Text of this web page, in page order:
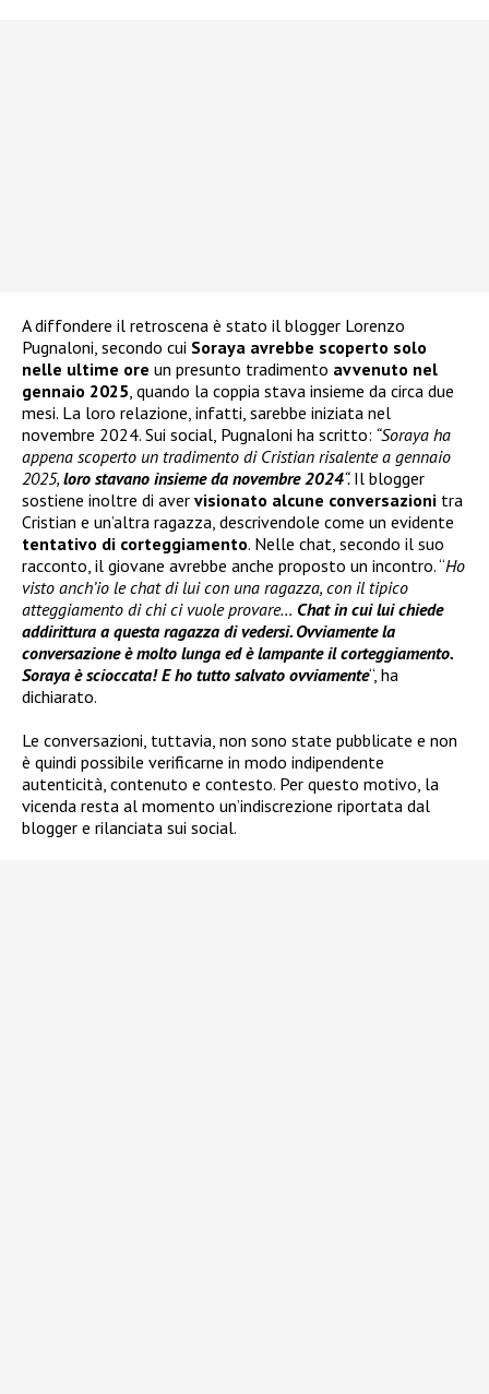
A diffondere il retroscena è stato il blogger Lorenzo
Pugnaloni, secondo cui Soraya avrebbe scoperto solo
nelle ultime ore un presunto tradimento avvenuto nel
gennaio 2025, quando la coppia stava insieme da circa due
mesi. La loro relazione, infatti, sarebbe iniziata nel
novembre 2024. Sui social, Pugnaloni ha scritto: “Soraya ha
appena scoperto un tradimento di Cristian risalente a gennaio
2025, loro stavano insieme da novembre 2024“. Il blogger
sostiene inoltre di aver visionato alcune conversazioni tra
Cristian e un’altra ragazza, descrivendole come un evidente
tentativo di corteggiamento. Nelle chat, secondo il suo
racconto, il giovane avrebbe anche proposto un incontro. “Ho
visto anch’io le chat di lui con una ragazza, con il tipico
atteggiamento di chi ci vuole provare… Chat in cui lui chiede
addirittura a questa ragazza di vedersi. Ovviamente la
conversazione è molto lunga ed è lampante il corteggiamento.
Soraya è scioccata! E ho tutto salvato ovviamente“, ha
dichiarato.
Le conversazioni, tuttavia, non sono state pubblicate e non
è quindi possibile verificarne in modo indipendente
autenticità, contenuto e contesto. Per questo motivo, la
vicenda resta al momento un’indiscrezione riportata dal
blogger e rilanciata sui social.